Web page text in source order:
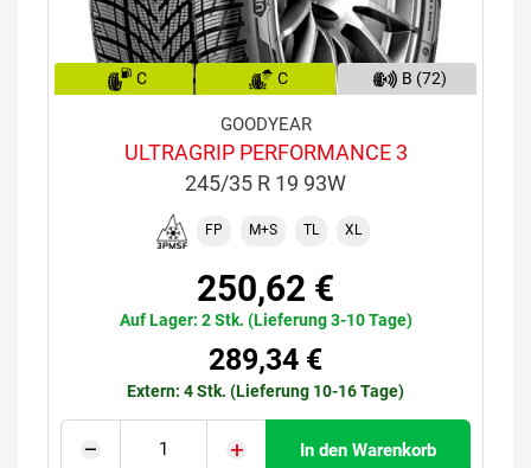
C C B (72)
GOODYEAR
ULTRAGRIP PERFORMANCE 3
245/35 R 19 93W
FP M+S TL XL
250,62 €
Auf Lager: 2 Stk. (Lieferung 3-10 Tage)
289,34 €
Extern: 4 Stk. (Lieferung 10-16 Tage)
In den Warenkorb